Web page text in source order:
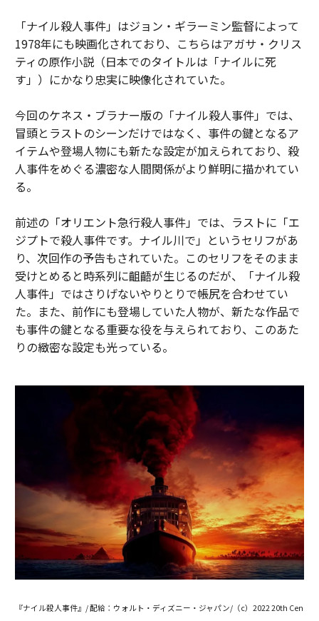
「ナイル殺人事件」はジョン・ギラーミン監督によって
1978年にも映画化されており、こちらはアガサ・クリス
ティの原作小説（日本でのタイトルは「ナイルに死
す」）にかなり忠実に映像化されていた。
今回のケネス・ブラナー版の「ナイル殺人事件」では、
冒頭とラストのシーンだけではなく、事件の鍵となるア
イテムや登場人物にも新たな設定が加えられており、殺
人事件をめぐる濃密な人間関係がより鮮明に描かれてい
る。
前述の「オリエント急行殺人事件」では、ラストに「エ
ジプトで殺人事件です。ナイル川で」というセリフがあ
り、次回作の予告もされていた。このセリフをそのまま
受けとめると時系列に齟齬が生じるのだが、「ナイル殺
人事件」ではさりげないやりとりで帳尻を合わせてい
た。また、前作にも登場していた人物が、新たな作品で
も事件の鍵となる重要な役を与えられており、このあた
りの緻密な設定も光っている。
『ナイル殺人事件』/ 配給：ウォルト・ディズニー・ジャパン/（c）2022 20th Cen